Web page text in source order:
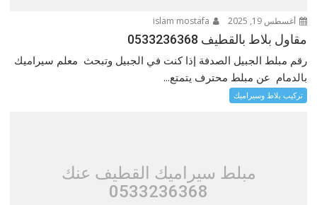
أغسطس 19, 2025
مقاول بلاط بالقطيف 0533236368
رقم مبلط الجبيل الصدفة إذا كنت في الجبيل وتبحث معلم سيراميك
بالدمام عن مبلط محترف يتمتع...
تركيب بلاط وسيراميك
مبلط سيراميك القطيف عنك
0533236368